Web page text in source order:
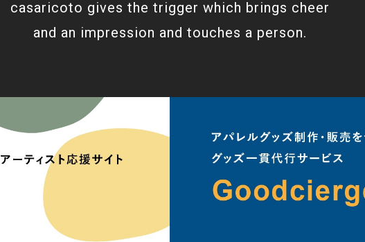
casaricoto gives the trigger which brings cheer
and an impression and touches a person.